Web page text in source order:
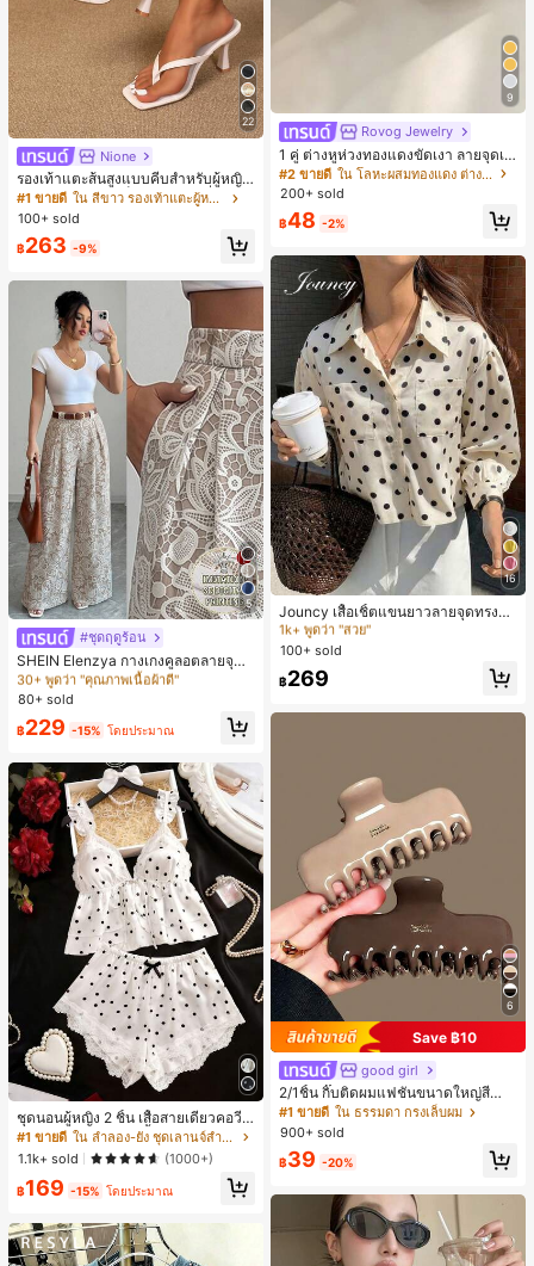
22
Nione
รองเท้าแตะส้นสูงแบบคีบสำหรับผู้หญิง
สไตล์คลาสสิก สีบล็อก สไตล์แฟรี่ฤดูร้อ
น ส้นเข็ม รองเท้าแตะแบบคีบ รองเท้าแ
ตะชายหาดแฟชั่นสายไขว้ รองเท้าผู้ห
ญิง สำหรับออฟฟิศ บ้าน กลางแจ้ง ดีไซ
น์หัวเหลี่ยม ชิคและหรูหรา สำหรับเดทไ
นท์
#1 ขายดี
ใน สีขาว รองเท้าแตะผู้หญิง
100+ sold
฿263 -9%
5
#ชุดฤดูร้อน
SHEIN Elenzya กางเกงคูลอตลายจุดเ
อวสูงแบบใหม่สำหรับฤดูใบไม้ผลิ/ฤดูร้อ
น, สไตล์หรูหราเหมาะสำหรับใส่ในชีวิต
ทจสำหรับฤดูรับปริญญา, เทศกาลดนตร
#4 ขายดี ใน หลากสี กางเกงลำลอง
30+ พูดว่า "คุณภาพเนื้อผ้าดี"
#4 ขายดี ใน หลากสี กางเกงลำลอง
30+ พูดว่า "คุณภาพเนื้อผ้าดี"
#4 ขายดี ใน หลากสี กางเกงลำลอง
30+ พูดว่า "คุณภาพเนื้อผ้าดี"
#4 ขายดี
30+ พูดว่า "คุณภาพเนื้อผ้าดี"
80+ sold
฿229 -15% โดยประมาณ
ชุดนอนผู้หญิง 2 ชิ้น เสื้อสายเดี่ยวคอวีลู
กไม้ พร้อมกางเกงขาสั้นแต่งลูกไม้ แต่ง
โบว์ที่เอว ชุดลำลองผู้หญิงนุ่มสบายน่ารั
ก สไตล์เอสเธติก
#1 ขายดี
ใน ลำลอง-ยัง ชุดเลานจ์สำหรับผู้หญิง
1.1k+ sold
(1000+)
฿169 -15% โดยประมาณ
9
Rovog Jewelry
1 คู่ ต่างหูห่วงทองแดงขัดเงา ลายจุดเร
ขาคณิตสไตล์มินิมอล เหมาะสำหรับสว
มใส่ประจำวันแบบสบายๆ สำหรับผู้หญิง
#2 ขายดี
ใน โลหะผสมทองแดง ต่างหูผู้หญิง
200+ sold
฿48 -2%
16
Jouncy เสื้อเชิ้ตแขนยาวลายจุดทรงหล
วมสำหรับผู้หญิง
#2 ขายดี
ใน กระเป๋า เสื้อเชิ้ตทำงานมีกระเป๋า
1k+ พูดว่า "สวย"
#2 ขายดี
ใน กระเป๋า เสื้อเชิ้ตทำงานมีกระเป๋า
1k+ พูดว่า "สวย"
#2 ขายดี
ใน กระเป๋า เสื้อเชิ้ตทำงานมีกระเป๋า
1k+ พูดว่า "สวย"
#2 ขายดี
1k+ พูดว่า "สวย"
100+ sold
฿269
6
Save ฿10
good girl
2/1ชิ้น กิ๊บติดผมแฟชั่นขนาดใหญ่สีน้ำ
ตาลชานมสำหรับผู้หญิง เหมาะสำหรับก
ารอาบน้ำ ล้างหน้า และจัดแต่งทรงผม
#1 ขายดี ใน ธรรมดา กรงเล็บผม
900+ sold
฿39 -20%